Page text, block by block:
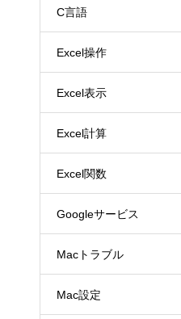
C言語
Excel操作
Excel表示
Excel計算
Excel関数
Googleサービス
Macトラブル
Mac設定